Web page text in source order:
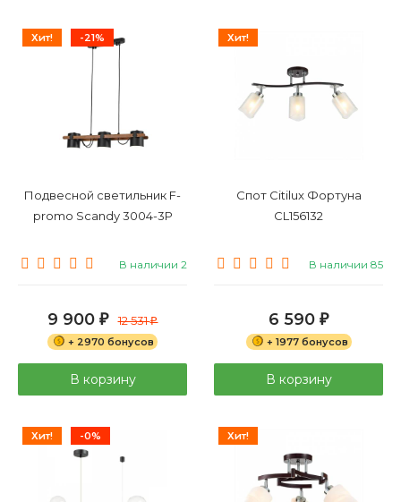
Хит! -21%
Подвесной светильник F-
promo Scandy 3004-3P
В наличии 2
9 900 ₽ 12 531₽
+ 2970 бонусов
В корзину
Хит!
Спот Citilux Фортуна
CL156132
В наличии 85
6 590 ₽
+ 1977 бонусов
В корзину
Хит! -0% Хит!